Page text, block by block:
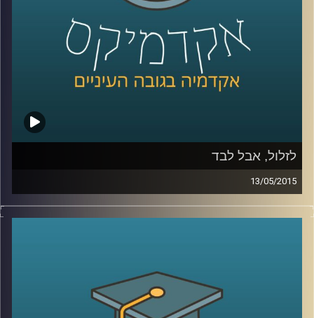
קרדיט תמונות: AudioVersity
לזלול, אבל לבד
13/05/2015
ליאור זלמנסון עוסק בתרבות הוירטואלית
האם פרסום הוא המודל העסקי היחיד האפשרי?
באמנות הוא מייסד ומוביל את פסטיבל
בסינמטק חולון, העוסק בהשפעות